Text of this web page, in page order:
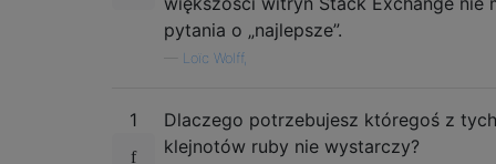
pytania o „najlepsze”.
Loïc Wolff,
1
Dlaczego potrzebujesz któregoś z tych
klejnotów ruby ​​nie wystarczy?